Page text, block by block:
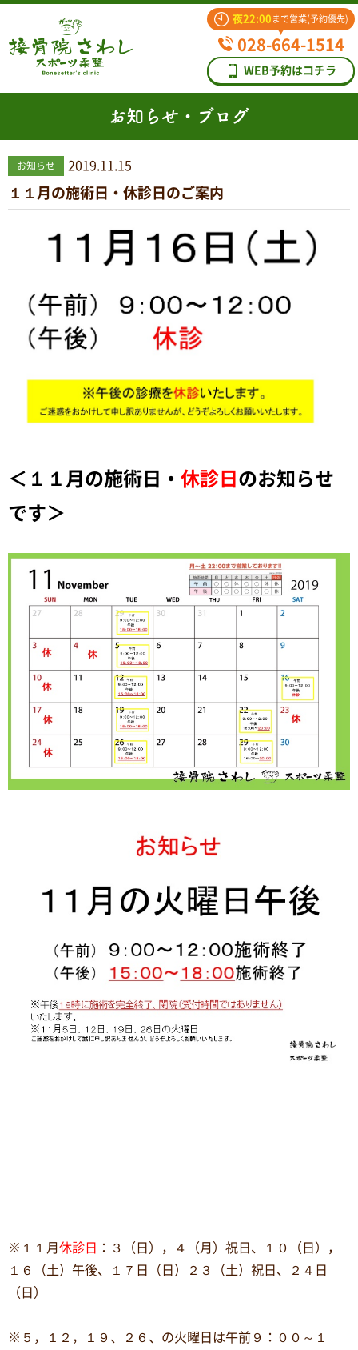
夜22:00 まで営業(予約優先)
028-664-1514
WEB予約はコチラ
お知らせ・ブログ
お知らせ 2019.11.15
１１月の施術日・休診日のご案内
＜１１ 月の施術日・ 休診日 のお知らせ
です＞
※１１月 休診日
：３（日），４（月）祝日、１０（日），
１６（土）午後、１７日（日）２３（土）祝日、２４日
（日）
※５，１２，１９、２６、の火曜日は午前９：００～１